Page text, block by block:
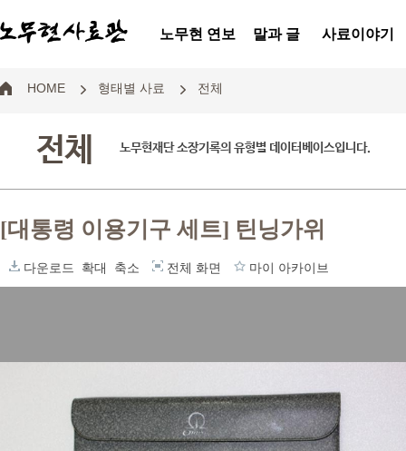
노무현 연보 말과 글 사료이야기
HOME 형태별 사료 전체
전체 노무현재단 소장기록의 유형별 데이터베이스입니다.
[대통령 이용기구 세트] 틴닝가위
다운로드 확대 축소 전체 화면 마이 아카이브